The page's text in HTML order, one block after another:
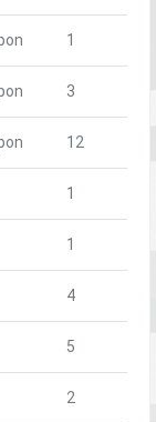
1
3
12
1
1
4
5
2